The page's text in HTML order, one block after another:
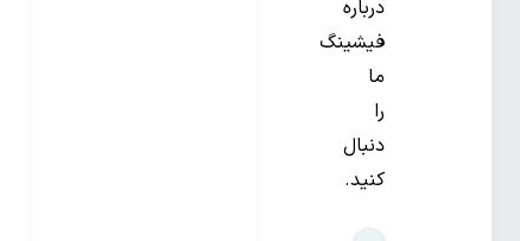
درباره
فیشینگ
ما
را
دنبال
کنید.